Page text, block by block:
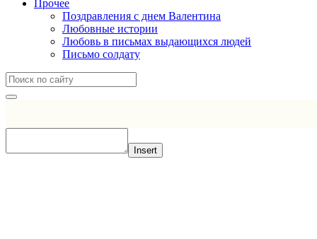
Прочее
Поздравления с днем Валентина
Любовные истории
Любовь в письмах выдающихся людей
Письмо солдату
Insert